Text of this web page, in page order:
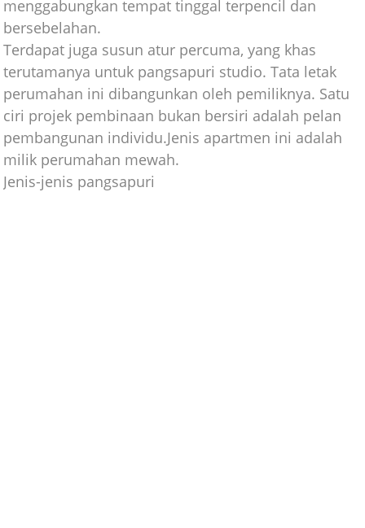
menggabungkan tempat tinggal terpencil dan
bersebelahan.
Terdapat juga susun atur percuma, yang khas
terutamanya untuk pangsapuri studio. Tata letak
perumahan ini dibangunkan oleh pemiliknya. Satu
ciri projek pembinaan bukan bersiri adalah pelan
pembangunan individu.Jenis apartmen ini adalah
milik perumahan mewah.
Jenis-jenis pangsapuri